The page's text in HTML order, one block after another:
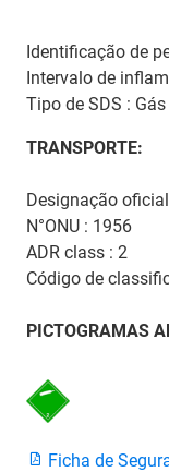
Identificação de
Intervalo de
Tipo de SDS :
TRANSPORTE:
Designação
N°ONU : 1956
ADR class : 2
Código de
PICTOGRAMAS
Ficha de